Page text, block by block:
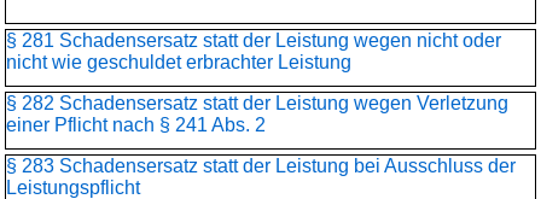
§ 281 Schadensersatz statt der Leistung wegen nicht oder
nicht wie geschuldet erbrachter Leistung
§ 282 Schadensersatz statt der Leistung wegen Verletzung
einer Pflicht nach § 241 Abs. 2
§ 283 Schadensersatz statt der Leistung bei Ausschluss der
Leistungspflicht